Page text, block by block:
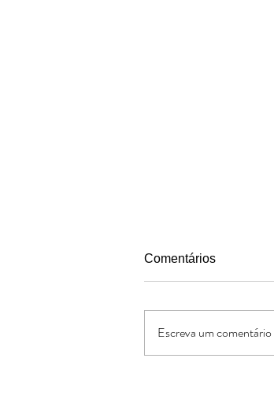
Comentários
Escreva um comentário